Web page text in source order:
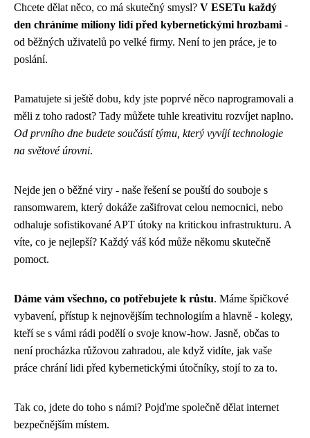
Chcete dělat něco, co má skutečný smysl? V ESETu každý
den chráníme miliony lidí před kybernetickými hrozbami -
od běžných uživatelů po velké firmy. Není to jen práce, je to
poslání.
Pamatujete si ještě dobu, kdy jste poprvé něco naprogramovali a
měli z toho radost? Tady můžete tuhle kreativitu rozvíjet naplno.
Od prvního dne budete součástí týmu, který vyvíjí technologie
na světové úrovni.
Nejde jen o běžné viry - naše řešení se pouští do souboje s
ransomwarem, který dokáže zašifrovat celou nemocnici, nebo
odhaluje sofistikované APT útoky na kritickou infrastrukturu. A
víte, co je nejlepší? Každý váš kód může někomu skutečně
pomoct.
Dáme vám všechno, co potřebujete k růstu. Máme špičkové
vybavení, přístup k nejnovějším technologiím a hlavně - kolegy,
kteří se s vámi rádi podělí o svoje know-how. Jasně, občas to
není procházka růžovou zahradou, ale když vidíte, jak vaše
práce chrání lidi před kybernetickými útočníky, stojí to za to.
Tak co, jdete do toho s námi? Pojďme společně dělat internet
bezpečnějším místem.